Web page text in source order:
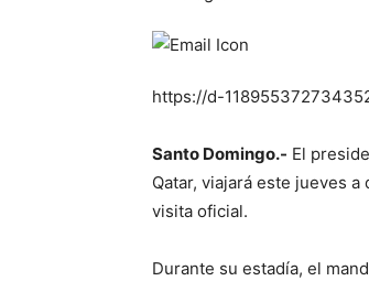
https://d-
Santo Domingo.- El
Qatar, viajará este jueves
visita oficial.
Durante su estadía, el